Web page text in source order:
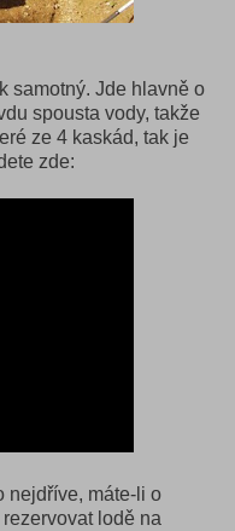
samotný. Jde hlavně o
spousta vody, takže
ze 4 kaskád, tak je
zde:
nejdříve, máte-li o
lodě na